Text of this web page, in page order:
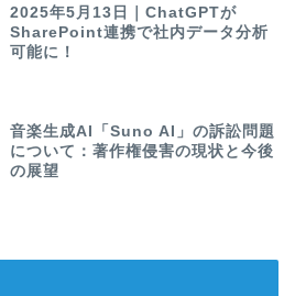
2025年5月13日｜ChatGPTが
SharePoint連携で社内データ分析
可能に！
音楽生成AI「Suno AI」の訴訟問題
について：著作権侵害の現状と今後
の展望